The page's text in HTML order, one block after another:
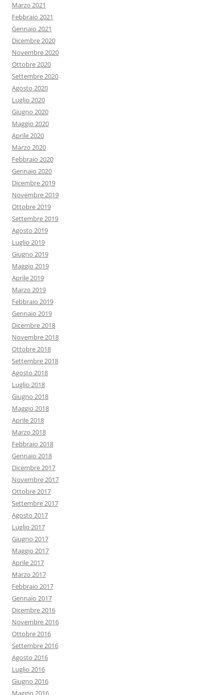
Marzo 2021
Febbraio 2021
Gennaio 2021
Dicembre 2020
Novembre 2020
Ottobre 2020
Settembre 2020
Agosto 2020
Luglio 2020
Giugno 2020
Maggio 2020
Aprile 2020
Marzo 2020
Febbraio 2020
Gennaio 2020
Dicembre 2019
Novembre 2019
Ottobre 2019
Settembre 2019
Agosto 2019
Luglio 2019
Giugno 2019
Maggio 2019
Aprile 2019
Marzo 2019
Febbraio 2019
Gennaio 2019
Dicembre 2018
Novembre 2018
Ottobre 2018
Settembre 2018
Agosto 2018
Luglio 2018
Giugno 2018
Maggio 2018
Aprile 2018
Marzo 2018
Febbraio 2018
Gennaio 2018
Dicembre 2017
Novembre 2017
Ottobre 2017
Settembre 2017
Agosto 2017
Luglio 2017
Giugno 2017
Maggio 2017
Aprile 2017
Marzo 2017
Febbraio 2017
Gennaio 2017
Dicembre 2016
Novembre 2016
Ottobre 2016
Settembre 2016
Agosto 2016
Luglio 2016
Giugno 2016